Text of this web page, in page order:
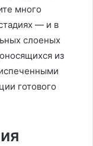
много
— и в
слоеных
из
готового